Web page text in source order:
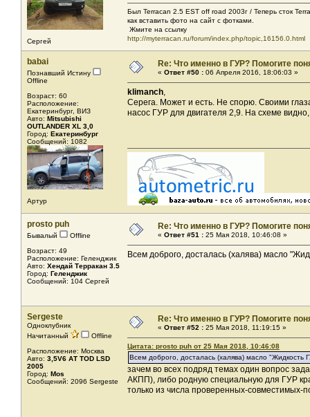
Сергей
Был Terracan 2.5 EST off road 2003г / Теперь сток
как вставить фото на сайт с фотками.
Жмите на ссылку
http://myterracan.ru/forum/index.php/topic,16156.0.html
babai
Познавший Истину
Offline
Возраст: 60
Расположение:
Екатеринбург, ВИЗ
Авто: Mitsubishi
OUTLANDER XL 3,0
Город: Екатеринбург
Сообщений: 1082
Артур
Re: Что именно в ГУР? Помогите
« Ответ #50 : 06 Апреля 2016, 18:06:03 »
klimanch,
Серега. Может и есть. Не спорю. Своими
насос ГУР для двигателя 2,9. На схеме видно,
prosto puh
Бывалый
Offline
Возраст: 49
Расположение: Геленджик
Авто: Хендай Терракан 3.5
Город: Геленджик
Сообщений: 104 Сергей
Re: Что именно в ГУР? Помогите
« Ответ #51 : 25 Мая 2018, 10:46:08 »
Всем доброго, досталась (халява) масло
Sergeste
Одноклубник
Начитанный
Offline
Расположение: Москва
Авто: 3,5V6 АТ TOD LSD
2005
Город: Mos
Сообщений: 2096 Sergeste
Re: Что именно в ГУР? Помогите
« Ответ #52 : 25 Мая 2018, 11:19:15 »
Цитата: prosto puh от 25 Мая 2018, 10:46:08
Всем доброго, досталась (халява) масло "Жидкость
зачем во всех подряд темах один вопрос
АКПП), либо родную специальную для ГУР
только из числа проверенных-